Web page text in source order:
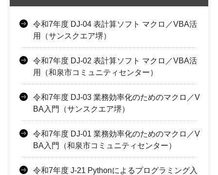
令和7年度 DJ-04 表計算ソフト マクロ／VBA活
用（サンスクエア堺）
令和7年度 DJ-02 表計算ソフト マクロ／VBA活
用（和泉市コミュニティセンター）
令和7年度 DJ-03 業務効率化のためのマクロ／V
BA入門（サンスクエア堺）
令和7年度 DJ-01 業務効率化のためのマクロ／V
BA入門（和泉市コミュニティセンター）
令和7年度 J-21 Pythonによるプログラミング入